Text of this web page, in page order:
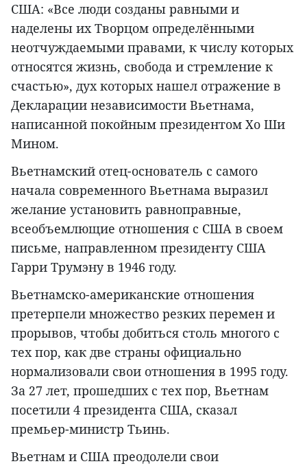
США: «Все люди созданы равными и
наделены их Творцом определёнными
неотчуждаемыми правами, к числу которых
относятся жизнь, свобода и стремление к
счастью», дух которых нашел отражение в
Декларации независимости Вьетнама,
написанной покойным президентом Хо Ши
Мином.
Вьетнамский отец-основатель с самого
начала современного Вьетнама выразил
желание установить равноправные,
всеобъемлющие отношения с США в своем
письме, направленном президенту США
Гарри Трумэну в 1946 году.
Вьетнамско-американские отношения
претерпели множество резких перемен и
прорывов, чтобы добиться столь многого с
тех пор, как две страны официально
нормализовали свои отношения в 1995 году.
За 27 лет, прошедших с тех пор, Вьетнам
посетили 4 президента США, сказал
премьер-министр Тьинь.
Вьетнам и США преодолели свои